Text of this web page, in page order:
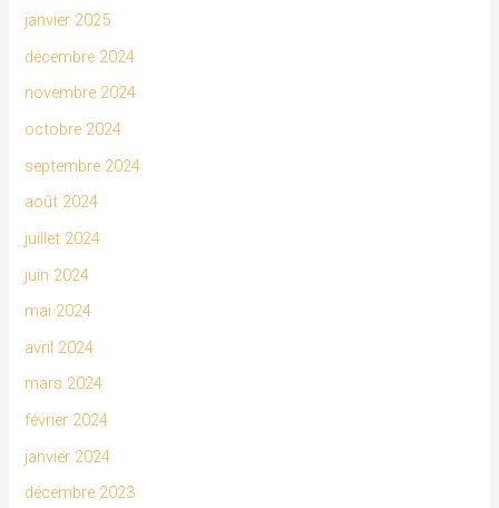
janvier 2025
décembre 2024
novembre 2024
octobre 2024
septembre 2024
août 2024
juillet 2024
juin 2024
mai 2024
avril 2024
mars 2024
février 2024
janvier 2024
décembre 2023